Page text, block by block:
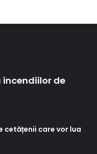
de
cetățenii care vor lua